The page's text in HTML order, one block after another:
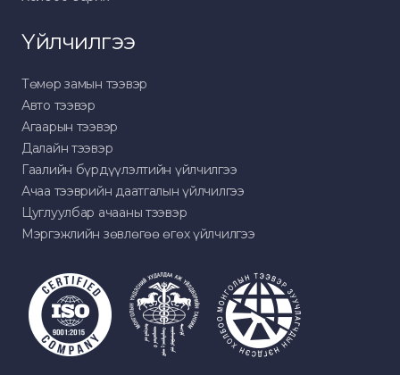
Үйлчилгээ
Төмөр замын тээвэр
Авто тээвэр
Агаарын тээвэр
Далайн тээвэр
Гаалийн бүрдүүлэлтийн үйлчилгээ
Ачаа тээврийн даатгалын үйлчилгээ
Цуглуулбар ачааны тээвэр
Мэргэжлийн зөвлөгөө өгөх үйлчилгээ